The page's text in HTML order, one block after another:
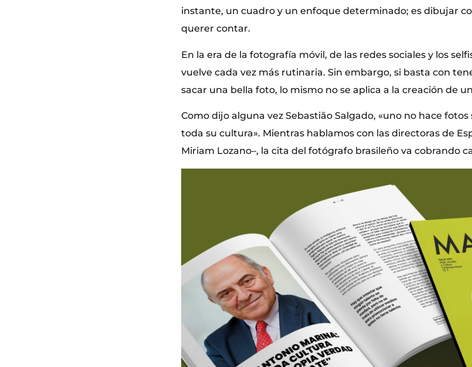
instante, un cuadro y un enfoque determinado; es dibujar
querer contar.
En la era de la fotografía móvil, de las redes sociales y los
vuelve cada vez más rutinaria. Sin embargo, si basta con
sacar una bella foto, lo mismo no se aplica a la creación de
Como dijo alguna vez Sebastião Salgado, «uno no hace fotos
toda su cultura». Mientras hablamos con las directoras de
Miriam Lozano–, la cita del fotógrafo brasileño va cobrando